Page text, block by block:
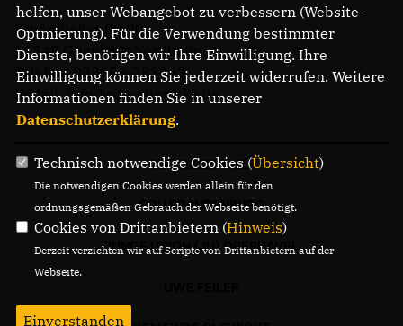
Schönfließer Str.90
16548 Glienicke/Nordbahn
Telefon: 033056-283063
E-Mail: info@cdu-glienicke.de
CDU OBERHAVEL
CDU BRANDENBURG
JUNGE UNION (JU) OBERHAVEL
helfen, unser Webangebot zu verbessern (Website-
Optmierung). Für die Verwendung bestimmter
Dienste, benötigen wir Ihre Einwilligung. Ihre
Einwilligung können Sie jederzeit widerrufen. Weitere
Informationen finden Sie in unserer
Datenschutzerklärung.
Technisch notwendige Cookies (Übersicht)
Die notwendigen Cookies werden allein für den
ordnungsgemäßen Gebrauch der Webseite benötigt.
Cookies von Drittanbietern (Hinweis)
Derzeit verzichten wir auf Scripte von Drittanbietern auf der
Webseite.
Einverstanden